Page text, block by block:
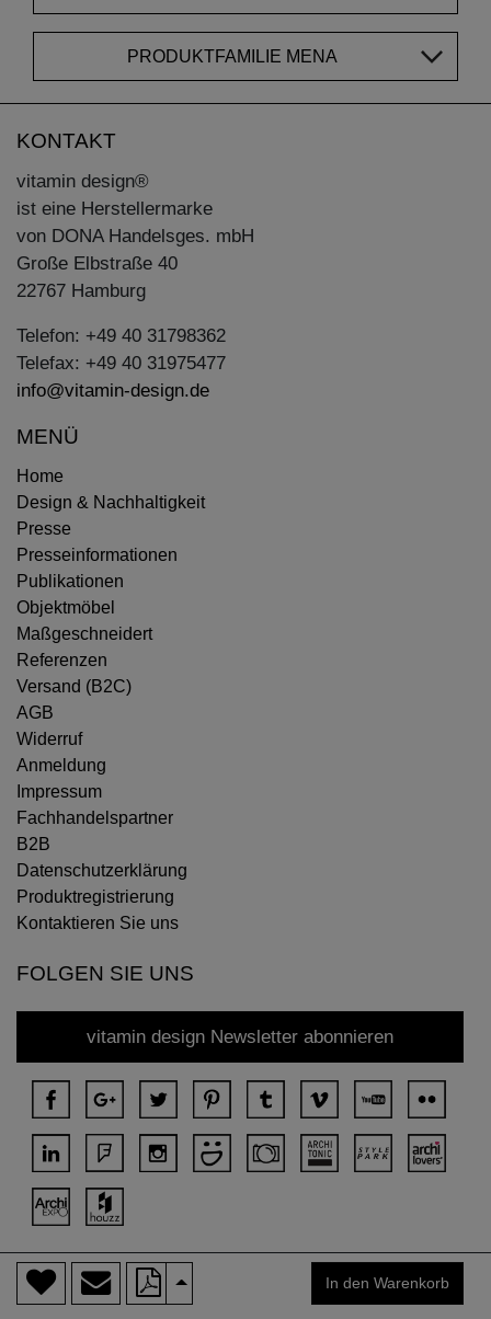
> In den Warenkorb
PRODUKTFAMILIE MENA
KONTAKT
vitamin design®
ist eine Herstellermarke
von DONA Handelsges. mbH
Große Elbstraße 40
22767 Hamburg
Telefon: +49 40 31798362
Telefax: +49 40 31975477
info@vitamin-design.de
MENÜ
Home
Design & Nachhaltigkeit
Presse
Presseinformationen
Publikationen
Objektmöbel
Maßgeschneidert
Referenzen
Versand (B2C)
AGB
Widerruf
Anmeldung
Impressum
Fachhandelspartner
B2B
Datenschutzerklärung
Produktregistrierung
Kontaktieren Sie uns
FOLGEN SIE UNS
vitamin design Newsletter abonnieren
Copyright © 2018 DONA Alle Rechte vorbehalten.